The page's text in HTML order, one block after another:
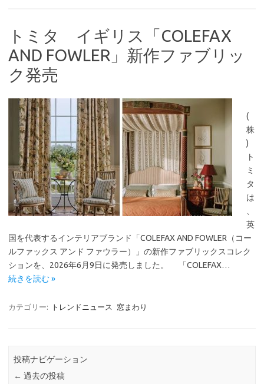
トミタ イギリス「COLEFAX
AND FOWLER」新作ファブリッ
ク発売
(
株
)
ト
ミ
タ
は
英
国を代表するインテリアブランド「COLEFAX AND FOWLER（コー
ルファックス アンド ファウラー）」の新作ファブリックスコレク
ションを、2026年6月9日に発売しました。 「COLEFAX…
続きを読む »
カテゴリー: トレンドニュース 窓まわり
投稿ナビゲーション
← 過去の投稿